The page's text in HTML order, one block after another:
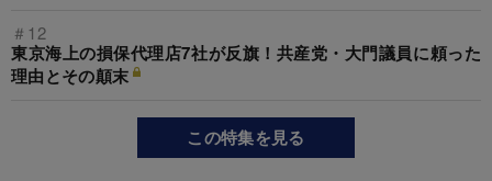
＃12
東京海上の損保代理店7社が反旗！共産党・大門議員に頼った
理由とその顛末
この特集を見る